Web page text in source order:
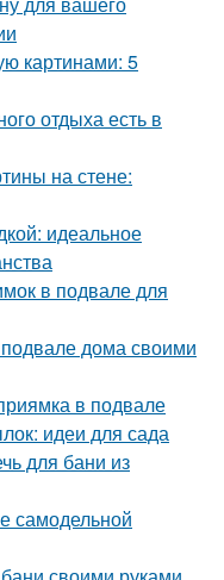
картинами: 5
отдыха есть в
на стене:
идеальное
в подвале для
дома своими
в подвале
идеи для сада
для бани из
самодельной